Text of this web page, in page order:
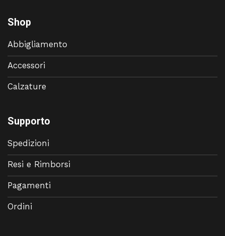
Shop
Abbigliamento
Accessori
Calzature
Supporto
Spedizioni
Resi e Rimborsi
Pagamenti
Ordini